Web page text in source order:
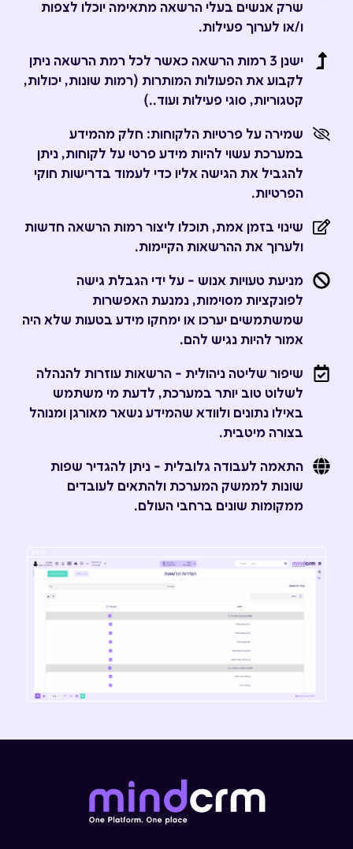
שרק אנשים בעלי הרשאה מתאימה יוכלו לצפות
ו/או לערוך פעילות.
ישנן 3 רמות הרשאה כאשר לכל רמת הרשאה ניתן
לקבוע את הפעולות המותרות (רמות שונות, יכולות,
קטגוריות, סוגי פעילות ועוד..)
שמירה על פרטיות הלקוחות: חלק מהמידע
במערכת עשוי להיות מידע פרטי על לקוחות, ניתן
להגביל את הגישה אליו כדי לעמוד בדרישות חוקי
הפרטיות.
שינוי בזמן אמת, תוכלו ליצור רמות הרשאה חדשות
ולערוך את ההרשאות הקיימות.
מניעת טעויות אנוש - על ידי הגבלת גישה
לפונקציות מסוימות, נמנעת האפשרות
שמשתמשים יערכו או ימחקו מידע בטעות שלא היה
אמור להיות נגיש להם.
שיפור שליטה ניהולית - הרשאות עוזרות להנהלה
לשלוט טוב יותר במערכת, לדעת מי משתמש
באילו נתונים ולוודא שהמידע נשאר מאורגן ומנוהל
בצורה מיטבית.
התאמה לעבודה גלובלית - ניתן להגדיר שפות
שונות לממשק המערכת ולהתאים לעובדים
ממקומות שונים ברחבי העולם.